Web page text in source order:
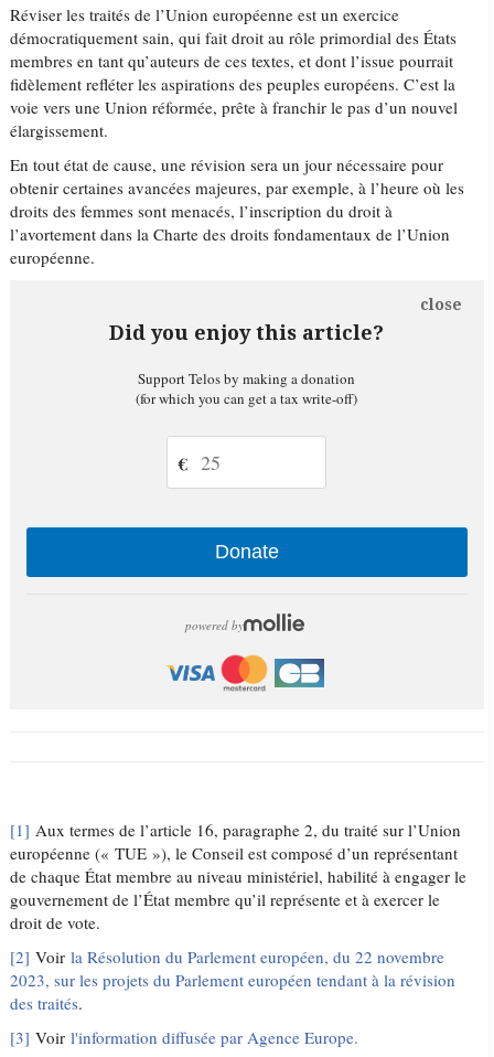
Réviser les traités de l’Union européenne est un exercice
démocratiquement sain, qui fait droit au rôle primordial des États
membres en tant qu’auteurs de ces textes, et dont l’issue pourrait
fidèlement refléter les aspirations des peuples européens. C’est la
voie vers une Union réformée, prête à franchir le pas d’un nouvel
élargissement.
En tout état de cause, une révision sera un jour nécessaire pour
obtenir certaines avancées majeures, par exemple, à l’heure où les
droits des femmes sont menacés, l’inscription du droit à
l’avortement dans la Charte des droits fondamentaux de l’Union
européenne.
Did you enjoy this article?
close
Support Telos by making a donation
(for which you can get a tax write-off)
€
Donate
powered by
[1] Aux termes de l’article 16, paragraphe 2, du traité sur l’Union
européenne (« TUE »), le Conseil est composé d’un représentant
de chaque État membre au niveau ministériel, habilité à engager le
gouvernement de l’État membre qu’il représente et à exercer le
droit de vote.
[2] Voirla Résolution du Parlement européen, du 22 novembre
2023, sur les projets du Parlement européen tendant à la révision
des traités.
[3] Voirl'information diffusée par Agence Europe.